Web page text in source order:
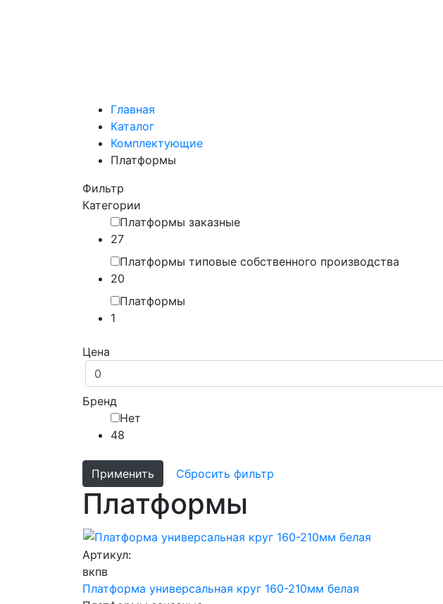
Главная
Каталог
Комплектующие
Платформы
Фильтр
Категории
Платформы заказные
27
Платформы типовые собственного производства
20
Платформы
1
Цена
Бренд
Нет
48
Применить Сбросить фильтр
Платформы
Артикул:
вкпв
Платформа универсальная круг 160-210мм белая